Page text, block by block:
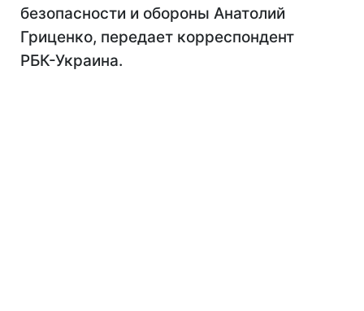
безопасности и обороны Анатолий
Гриценко, передает корреспондент
РБК-Украина.